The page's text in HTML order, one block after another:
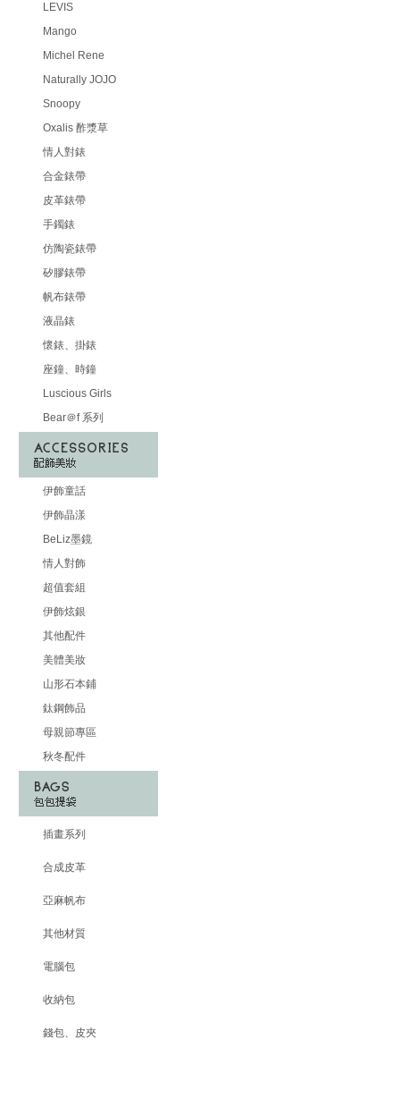
LEVIS
Mango
Michel Rene
Naturally JOJO
Snoopy
Oxalis 酢漿草
情人對錶
合金錶帶
皮革錶帶
手鐲錶
仿陶瓷錶帶
矽膠錶帶
帆布錶帶
液晶錶
懷錶、掛錶
座鐘、時鐘
Luscious Girls
Bear＠f 系列
伊飾童話
伊飾晶漾
BeLiz墨鏡
情人對飾
超值套組
伊飾炫銀
其他配件
美體美妝
山形石本鋪
鈦鋼飾品
母親節專區
秋冬配件
插畫系列
合成皮革
亞麻帆布
其他材質
電腦包
收納包
錢包、皮夾